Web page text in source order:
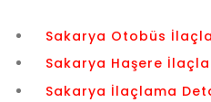
Sakarya Otobüs
Sakarya Haşere
Sakarya İlaçlama